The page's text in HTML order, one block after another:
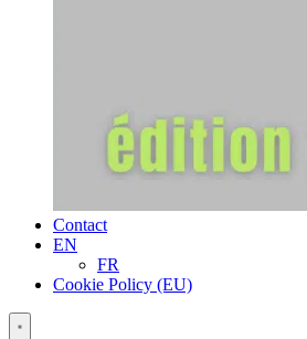
Contact
EN
FR
Cookie Policy (EU)